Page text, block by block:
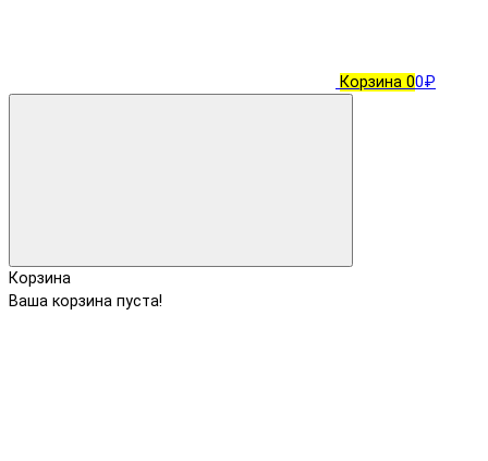
Корзина 00₽
Корзина
Ваша корзина пуста!